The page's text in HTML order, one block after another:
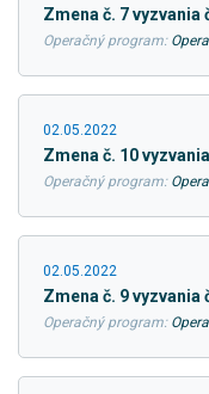
Zmena č. 7 vyzvania
Operačný program:
02.05.2022
Zmena č. 10
Operačný program:
02.05.2022
Zmena č. 9
Operačný program: